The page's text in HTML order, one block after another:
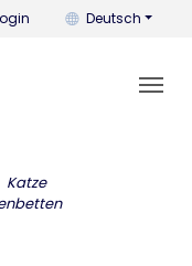
Mit diesem
Deutsch
Katze